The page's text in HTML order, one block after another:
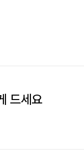
드세요